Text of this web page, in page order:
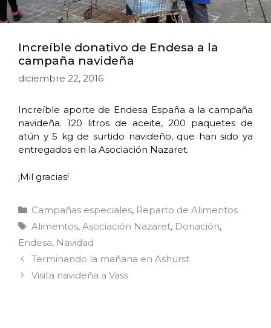
Increíble donativo de Endesa a la
campaña navideña
diciembre 22, 2016
Increíble aporte de Endesa España a la campaña
navideña. 120 litros de aceite, 200 paquetes de
atún y 5 kg de surtido navideño, que han sido ya
entregados en la Asociación Nazaret.
¡Mil gracias!
Campañas especiales, Reparto de Alimentos
Alimentos, Asociación Nazaret, Donación,
Endesa, Navidad
Terminando la mañana en Ashurst
Visita navideña a Vass